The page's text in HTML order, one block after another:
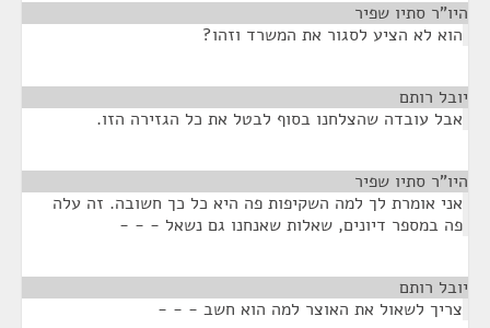
היו"ר סתיו שפיר
הוא לא הציע לסגור את המשרד וזהו?
יובל רותם
אבל עובדה שהצלחנו בסוף לבטל את כל הגזירה הזו.
היו"ר סתיו שפיר
אני אומרת לך למה השקיפות פה היא כל כך חשובה. זה עלה
פה במספר דיונים, שאלות שאנחנו גם נשאל - - -
יובל רותם
צריך לשאול את האוצר למה הוא חשב - - -